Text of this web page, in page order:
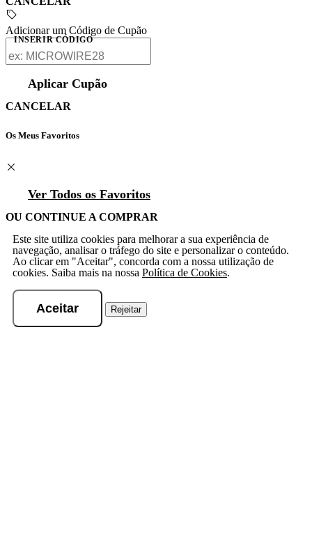
Adicionar um Código de Cupão
INSERIR CÓDIGO
Aplicar Cupão
CANCELAR
Os Meus Favoritos
Ver Todos os Favoritos
OU CONTINUE A COMPRAR
Este site utiliza cookies para melhorar a sua experiência de
navegação, analisar o tráfego do site e personalizar o conteúdo.
Ao clicar em "Aceitar", concorda com a nossa utilização de
cookies. Saiba mais na nossa Política de Cookies.
Aceitar Rejeitar